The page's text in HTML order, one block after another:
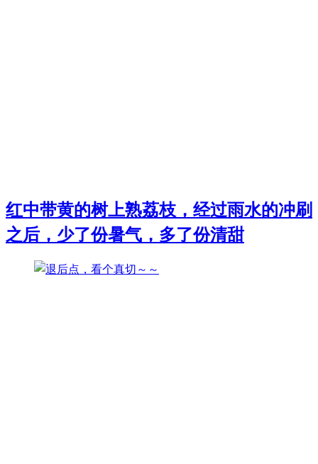
红中带黄的树上熟荔枝，经过雨水的冲刷
之后，少了份暑气，多了份清甜